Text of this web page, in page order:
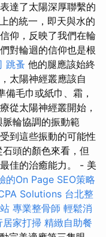
達了太陽深厚聯繫的
的統一，即天與水的
仰，反映了我們在輪
對輪迴的信仰也是根
跳蚤 他的腿應該始終
太陽神經叢應該自
備毛巾或紙巾、霜，
從太陽神經叢開始，
輪協調的振動範
到這些振動的可能性
頭的顏色來看，但
佳的治癒能力。 - 美
的On Page SEO策略
Solutions 台北整
專業整骨師 輕鬆消
居家打掃 精緻自助餐